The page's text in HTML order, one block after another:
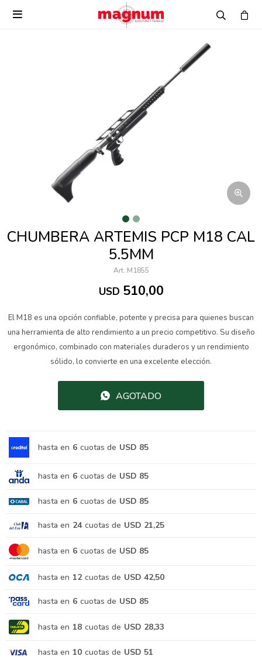

CHUMBERA ARTEMIS PCP M18 CAL
5.5MM
M1855
USD 510,00
El M18 es una opción confiable, potente y precisa para quienes buscan
una herramienta de alto rendimiento a un precio competitivo. Su diseño
ergonómico, combinado con materiales duraderos y un rendimiento
sólido, lo convierte en una excelente elección.
AGOTADO
hasta en 6 cuotas de USD 85
hasta en 6 cuotas de USD 85
hasta en 6 cuotas de USD 85
hasta en 24 cuotas de USD 21,25
hasta en 6 cuotas de USD 85
hasta en 12 cuotas de USD 42,50
hasta en 6 cuotas de USD 85
hasta en 18 cuotas de USD 28,33
hasta en 10 cuotas de USD 51